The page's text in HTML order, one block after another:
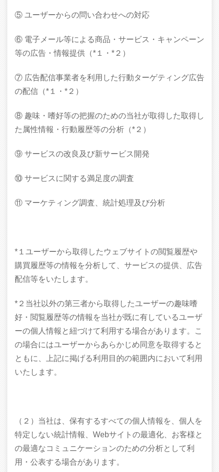
⑤ ユーザーからの問い合わせへの対応
⑥ 電子メール等による商品・サービス・キャンペーン
等の広告・情報提供（*１・*２）
⑦ 広告配信事業者を利用した行動ターゲティング広告
の配信（*１・*２）
⑧ 趣味・嗜好等の把握のための当社が取得した取得し
た属性情報・行動履歴等の分析（*２）
⑨ サービスの改良及び新サービス開発
⑩ サービスに関する満足度の調査
⑪ マーケティング調査、統計処理及び分析
*１ユーザーから取得したウェブサイトの閲覧履歴や
購買履歴等の情報を分析して、サービスの提供、広告
配信等をいたします。
*２当社以外の第三者から取得したユーザーの趣味嗜
好・閲覧履歴等の情報を当社が既に有しているユーザ
ーの個人情報と紐づけて利用する場合があります。こ
の場合にはユーザーからあらかじめ同意を取得すると
ともに、上記に掲げる利用目的の範囲内において利用
いたします。
（２）当社は、保有するすべての個人情報を、個人を
特定しない統計情報、Webサイトの最適化、お客様と
の最適なコミュニケーションのための分析として利
用・公表する場合があります。